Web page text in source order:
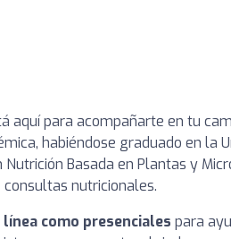
aquí para acompañarte en tu
habiéndose graduado en la
Basada en Plantas y
nutricionales.
como presenciales para